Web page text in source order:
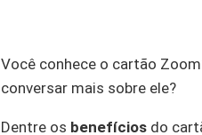
Você conhece o cartão
conversar mais sobre ele?
Dentre os benefícios do